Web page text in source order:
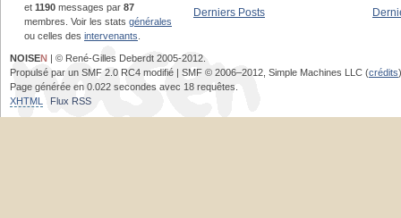
et 1190 messages par 87
membres. Voir les stats générales
ou celles des intervenants
Derniers Posts
NOISEN | © René-Gilles Deberdt 2005-2012.
Propulsé par un SMF 2.0 RC4 modifié | SMF © 2006–2012, Simple Machines LLC (crédits)
Page générée en 0.022 secondes avec 18 requêtes.
XHTML
Flux RSS